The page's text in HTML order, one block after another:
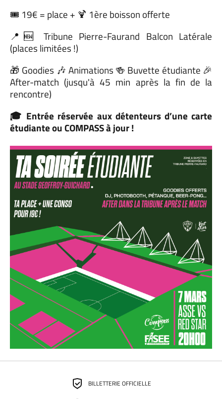
🎟️ 19€ = place + 🍹 1ère boisson offerte
📍🆕 Tribune Pierre-Faurand Balcon Latérale
(places limitées !)
🎁 Goodies 🎶 Animations 🍻 Buvette étudiante 🎉
After-match (jusqu'à 45 min après la fin de la
rencontre)
🎓 Entrée réservée aux détenteurs d’une carte
étudiante ou COMPASS à jour !
BILLETTERIE OFFICIELLE